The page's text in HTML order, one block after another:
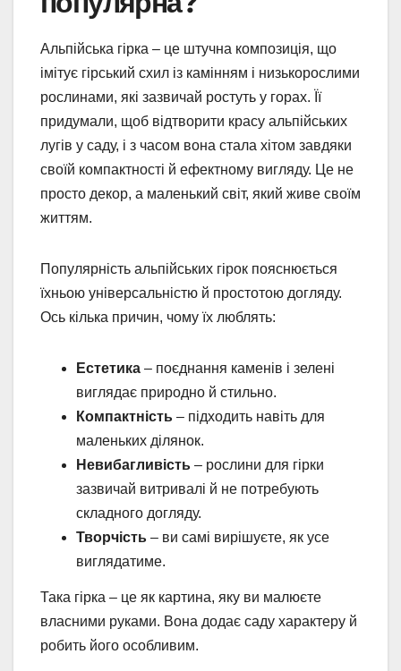
Альпійська гірка – це штучна композиція, що
імітує гірський схил із камінням і низькорослими
рослинами, які зазвичай ростуть у горах. Її
придумали, щоб відтворити красу альпійських
лугів у саду, і з часом вона стала хітом завдяки
своїй компактності й ефектному вигляду. Це не
просто декор, а маленький світ, який живе своїм
життям.
Популярність альпійських гірок пояснюється
їхньою універсальністю й простотою догляду.
Ось кілька причин, чому їх люблять:
Естетика – поєднання каменів і зелені
виглядає природно й стильно.
Компактність – підходить навіть для
маленьких ділянок.
Невибагливість – рослини для гірки
зазвичай витривалі й не потребують
складного догляду.
Творчість – ви самі вирішуєте, як усе
виглядатиме.
Така гірка – це як картина, яку ви малюєте
власними руками. Вона додає саду характеру й
робить його особливим.